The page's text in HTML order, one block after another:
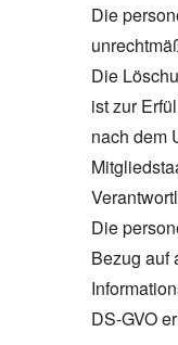
Die
Die
ist zur
nach dem
Die
Bezug auf
DS-GVO